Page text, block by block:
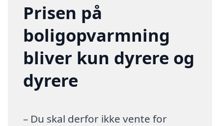
Prisen på
boligopvarmning
bliver kun dyrere og
dyrere
– Du skal derfor ikke vente for